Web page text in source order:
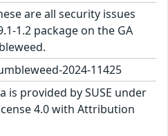
are all security issues
1.2 package on the GA
2024-11425
is provided by SUSE under
4.0 with Attribution